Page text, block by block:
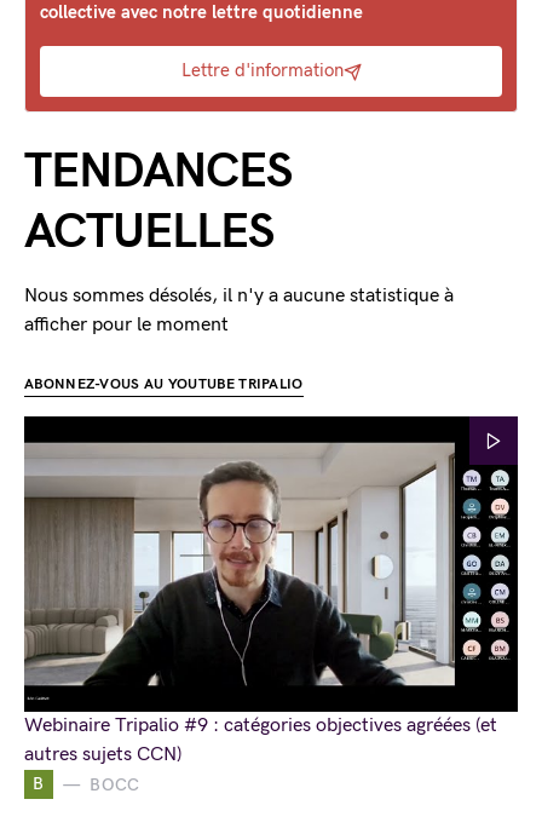
B BOCC
collective avec notre lettre quotidienne
Lettre d'information
TENDANCES
ACTUELLES
Nous sommes désolés, il n'y a aucune statistique à
afficher pour le moment
ABONNEZ-VOUS AU YOUTUBE TRIPALIO
Webinaire Tripalio #9 : catégories objectives agréées (et
autres sujets CCN)